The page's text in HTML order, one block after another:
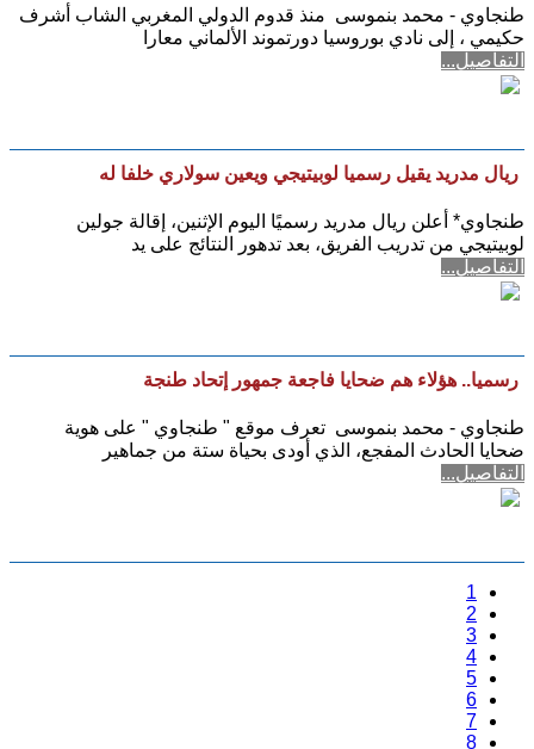
طنجاوي - محمد بنموسى منذ قدوم الدولي المغربي الشاب أشرف
حكيمي ، إلى نادي بوروسيا دورتموند الألماني معارا
التفاصيل...
ريال مدريد يقيل رسميا لوبيتيجي ويعين سولاري خلفا له
طنجاوي* أعلن ريال مدريد رسميًا اليوم الإثنين، إقالة جولين
لوبيتيجي من تدريب الفريق، بعد تدهور النتائج على يد
التفاصيل...
رسميا.. هؤلاء هم ضحايا فاجعة جمهور إتحاد طنجة
طنجاوي - محمد بنموسى تعرف موقع " طنجاوي " على هوية
ضحايا الحادث المفجع، الذي أودى بحياة ستة من جماهير
التفاصيل...
1
2
3
4
5
6
7
8